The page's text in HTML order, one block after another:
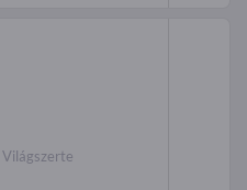
Világszerte